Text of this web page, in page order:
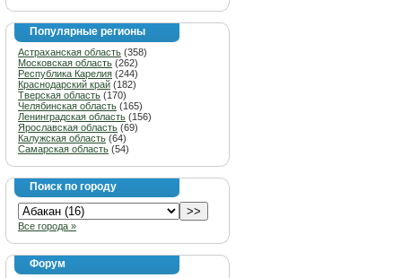
Популярные регионы
Астраханская область (358)
Московская область (262)
Республика Карелия (244)
Краснодарский край (182)
Тверская область (170)
Челябинская область (165)
Ленинградская область (156)
Ярославская область (69)
Калужская область (64)
Самарская область (54)
Поиск по городу
Все города »
Форум